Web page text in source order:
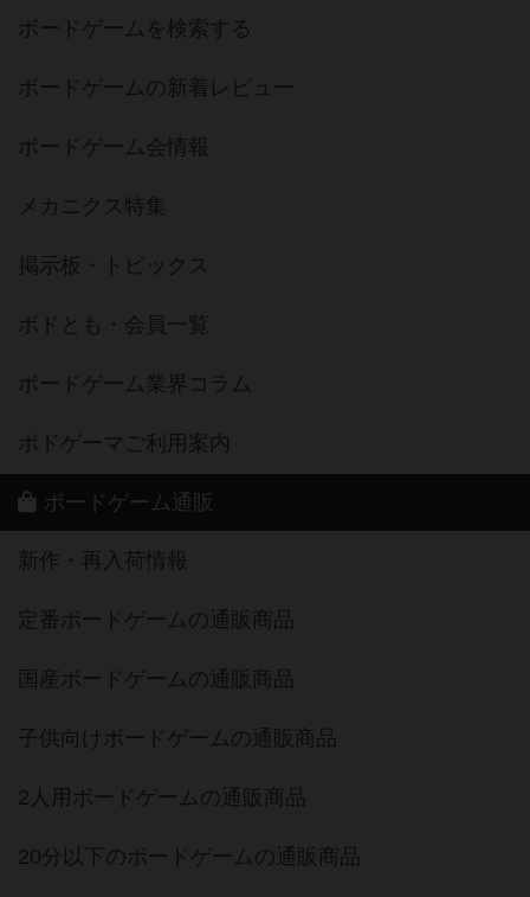
ボードゲームを検索する
ボードゲームの新着レビュー
ボードゲーム会情報
メカニクス特集
掲示板・トピックス
ボドとも・会員一覧
ボードゲーム業界コラム
ボドゲーマご利用案内
ボードゲーム通販
新作・再入荷情報
定番ボードゲームの通販商品
国産ボードゲームの通販商品
子供向けボードゲームの通販商品
2人用ボードゲームの通販商品
20分以下のボードゲームの通販商品